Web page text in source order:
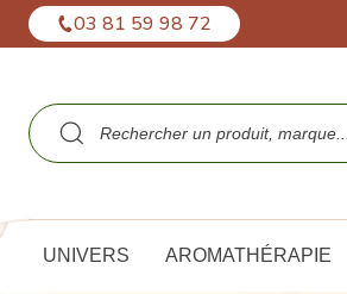
03 81 59 98 72
UNIVERS AROMATHÉRAPIE
Panneau de gestion des cookies